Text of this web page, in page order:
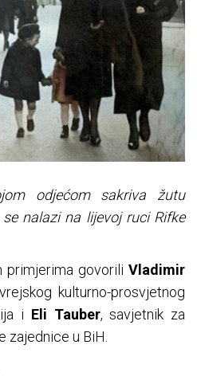
odjećom sakriva žutu
nalazi na lijevoj ruci Rifke
primjerima govoriliVladimir
kulturno-prosvjetnog
i Eli Tauber, savjetnik za
zajednice u BiH.